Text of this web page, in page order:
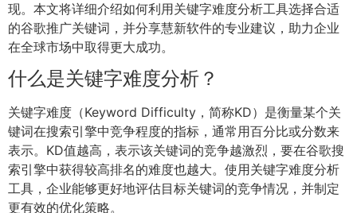
现。本文将详细介绍如何利用关键字难度分析工具选择合适
的谷歌推广关键词，并分享慧新软件的专业建议，助力企业
在全球市场中取得更大成功。
什么是关键字难度分析？
关键字难度（Keyword Difficulty，简称KD）是衡量某个关
键词在搜索引擎中竞争程度的指标，通常用百分比或分数来
表示。KD值越高，表示该关键词的竞争越激烈，要在谷歌搜
索引擎中获得较高排名的难度也越大。使用关键字难度分析
工具，企业能够更好地评估目标关键词的竞争情况，并制定
更有效的优化策略。